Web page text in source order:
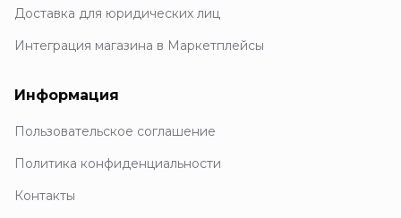
Доставка для юридических лиц
Интеграция магазина в Маркетплейсы
Информация
Пользовательское соглашение
Политика конфиденциальности
Контакты